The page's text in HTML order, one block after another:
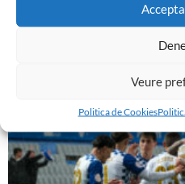
Veure
Politica de Cookies
EL SABADELL EMPATA
NOVA CREU ALTA